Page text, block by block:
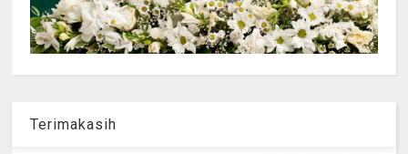
Terimakasih